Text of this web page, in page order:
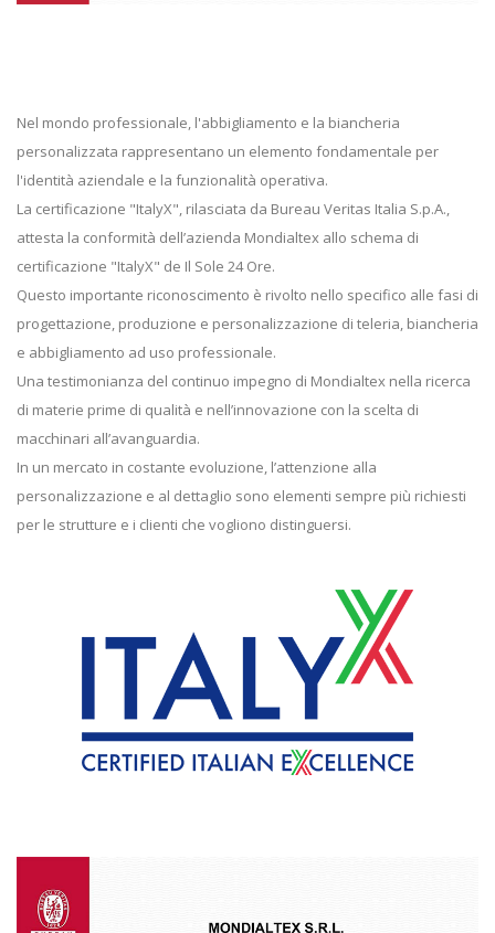
Nel mondo professionale, l'abbigliamento e la biancheria
personalizzata rappresentano un elemento fondamentale per
l'identità aziendale e la funzionalità operativa.
La certificazione "ItalyX", rilasciata da Bureau Veritas Italia S.p.A.,
attesta la conformità dell’azienda Mondialtex allo schema di
certificazione "ItalyX" de Il Sole 24 Ore.
Questo importante riconoscimento è rivolto nello specifico alle fasi di
progettazione, produzione e personalizzazione di teleria, biancheria
e abbigliamento ad uso professionale.
Una testimonianza del continuo impegno di Mondialtex nella ricerca
di materie prime di qualità e nell’innovazione con la scelta di
macchinari all’avanguardia.
In un mercato in costante evoluzione, l’attenzione alla
personalizzazione e al dettaglio sono elementi sempre più richiesti
per le strutture e i clienti che vogliono distinguersi.